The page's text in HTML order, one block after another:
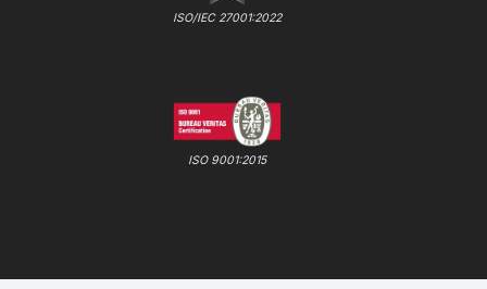
ISO/IEC 27001:2022
ISO 9001:2015